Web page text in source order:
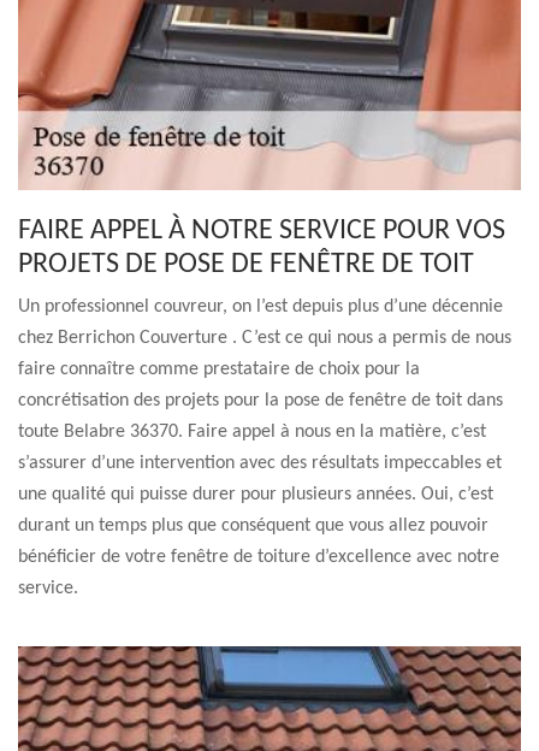
FAIRE APPEL À NOTRE SERVICE POUR VOS
PROJETS DE POSE DE FENÊTRE DE TOIT
Un professionnel couvreur, on l’est depuis plus d’une décennie
chez Berrichon Couverture . C’est ce qui nous a permis de nous
faire connaître comme prestataire de choix pour la
concrétisation des projets pour la pose de fenêtre de toit dans
toute Belabre 36370. Faire appel à nous en la matière, c’est
s’assurer d’une intervention avec des résultats impeccables et
une qualité qui puisse durer pour plusieurs années. Oui, c’est
durant un temps plus que conséquent que vous allez pouvoir
bénéficier de votre fenêtre de toiture d’excellence avec notre
service.